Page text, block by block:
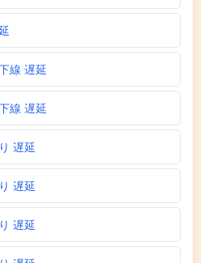
線 遅延
線 遅延
遅延
遅延
遅延